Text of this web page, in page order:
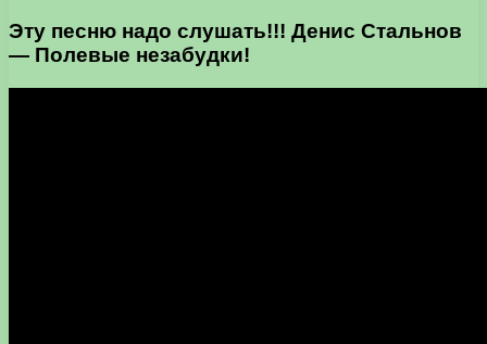
Эту песню надо слушать!!! Денис Стальнов
— Полевые незабудки!